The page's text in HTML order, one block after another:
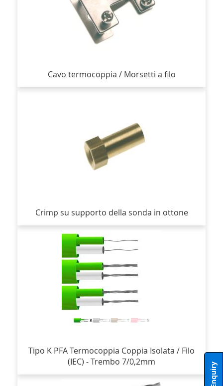
Cavo termocoppia / Morsetti a filo
Crimp su supporto della sonda in ottone
Tipo K PFA Termocoppia Coppia Isolata / Filo
(IEC) - Trembo 7/0,2mm